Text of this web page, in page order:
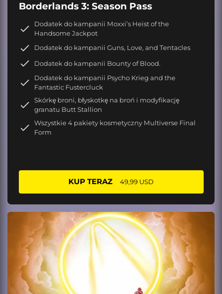
Borderlands 3: Season Pass
Dodatek do kampanii Moxxi’s Heist of the
Handsome Jackpot
Dodatek do kampanii Guns, Love, and Tentacles
Dodatek do kampanii Bounty of Blood.
Dodatek do kampanii Psycho Krieg and the
Fantastic Fustercluck
Skórkę broni, błyskotkę na broń i modyfikację
granatu Butt Stallion
Wszystkie 4 pakiety kosmetyczny Multiverse Final
Form
KUP TERAZ 49,99 USD